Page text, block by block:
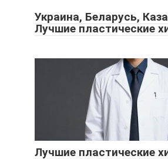
Украина, Беларусь,
Лучшие пластические
Лучшие пластические